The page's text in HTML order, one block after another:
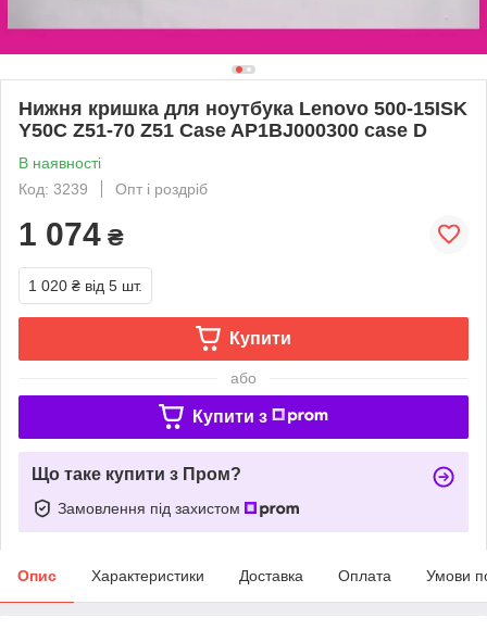
Нижня кришка для ноутбука Lenovo 500-15ISK
Y50C Z51-70 Z51 Case AP1BJ000300 case D
В наявності
Код: 3239
Опт і роздріб
1 074 ₴
1 020 ₴ від 5 шт.
Купити
або
Купити з
Що таке купити з Пром?
Замовлення під захистом
Опис Характеристики Доставка Оплата Умови